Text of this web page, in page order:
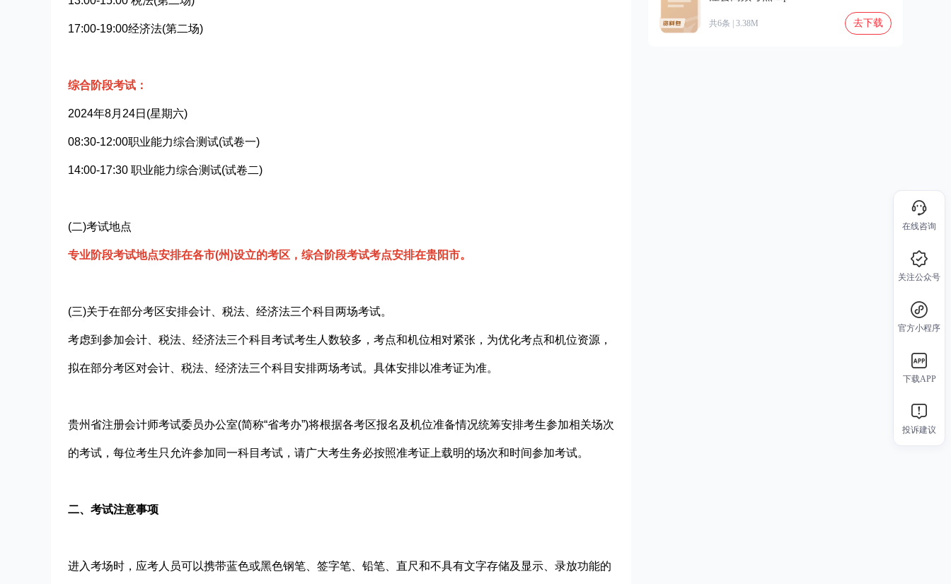
17:00-19:00经济法(第二场)
综合阶段考试：
2024年8月24日(星期六)
08:30-12:00职业能力综合测试(试卷一)
14:00-17:30 职业能力综合测试(试卷二)
(二)考试地点
专业阶段考试地点安排在各市(州)设立的考区，综合阶段考试考点安排在贵阳市。
(三)关于在部分考区安排会计、税法、经济法三个科目两场考试。
考虑到参加会计、税法、经济法三个科目考试考生人数较多，考点和机位相对紧张，为优化考点和机位资源，
拟在部分考区对会计、税法、经济法三个科目安排两场考试。具体安排以准考证为准。
贵州省注册会计师考试委员办公室(简称“省考办”)将根据各考区报名及机位准备情况统筹安排考生参加相关场次
的考试，每位考生只允许参加同一科目考试，请广大考生务必按照准考证上载明的场次和时间参加考试。
二、考试注意事项
进入考场时，应考人员可以携带蓝色或黑色钢笔、签字笔、铅笔、直尺和不具有文字存储及显示、录放功能的
共6条 | 3.38M 去下载
在线咨询
关注公众号
官方小程序
下载APP
投诉建议